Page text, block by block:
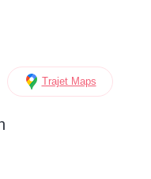
Trajet Maps